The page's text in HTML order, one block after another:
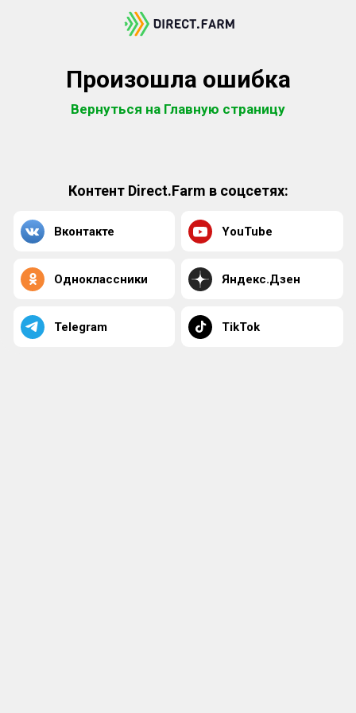
Произошла ошибка
Вернуться на Главную страницу
Контент Direct.Farm в соцсетях:
Вконтакте YouTube
Одноклассники Яндекс.Дзен
Telegram TikTok